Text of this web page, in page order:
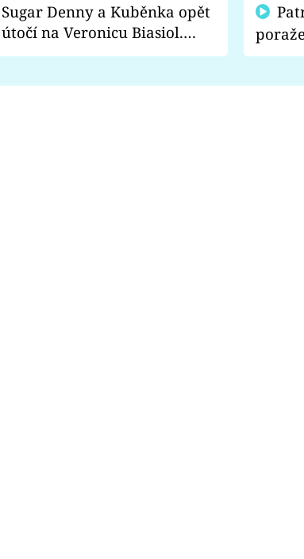
Sugar Denny a Kuběnka opět
útočí na Veronicu Biasiol.
Proč je podle nich falešná a